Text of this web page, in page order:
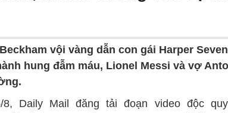
vội vàng dẫn con gái Harper
hung đẫm máu, Lionel Messi và vợ
8, Daily Mail đăng tải đoạn video độc